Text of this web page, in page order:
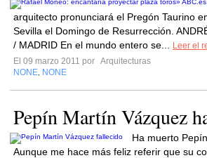
arquitecto pronunciará el Pregón Taurino
Sevilla el Domingo de Resurrección.
/ MADRID En el mundo entero se...
Leer el
El 09 marzo 2011 por Arquitecturas
NONE NONE
Pepín Martín Vázquez
Ha muerto
Aunque me hace más feliz referir que su